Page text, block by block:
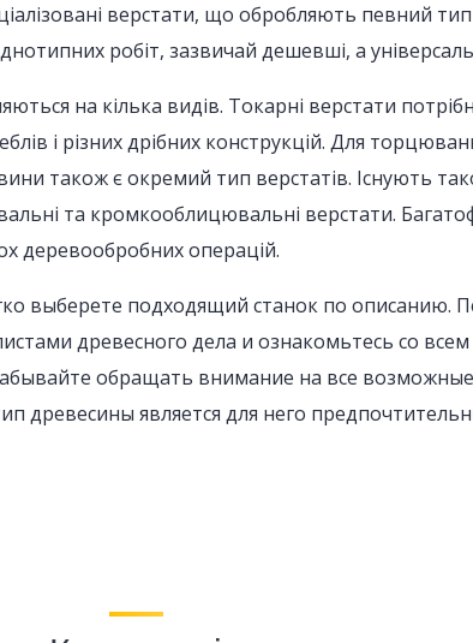
верстати, що обробляють певний
робіт, зазвичай дешевші, а
на кілька видів. Токарні верстати
і різних дрібних конструкцій. Для
також є окремий тип верстатів. Існують
та кромкооблицювальні верстати.
деревообробних операцій.
выберете подходящий станок по описанию.
древесного дела и ознакомьтесь со
обращать внимание на все
древесины является для него